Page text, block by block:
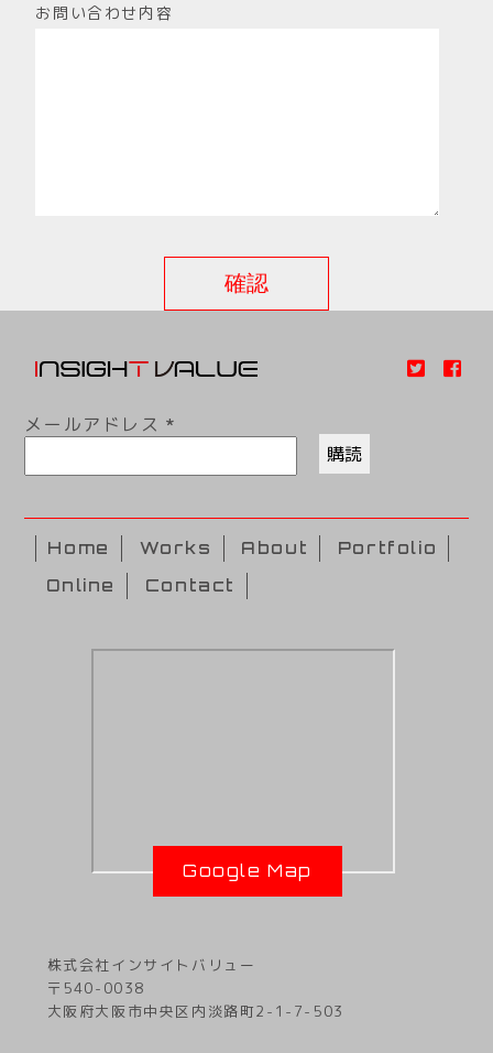
お問い合わせ内容
メールアドレス*
Home Works About
Portfolio
Online
Contact
Google Map
株式会社インサイトバリュー
〒540-0038
大阪府大阪市中央区内淡路町2-1-7-503